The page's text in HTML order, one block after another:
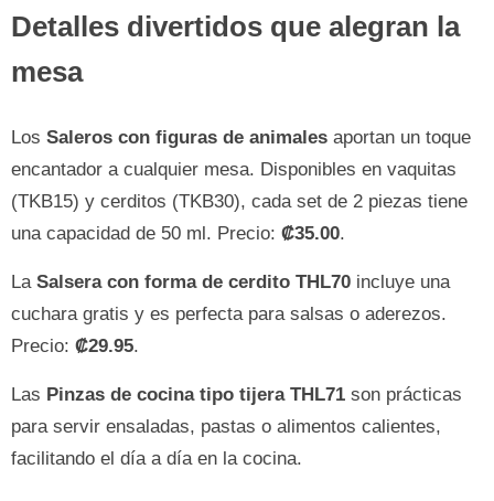
Detalles divertidos que alegran la
mesa
Los Saleros con figuras de animales aportan un toque
encantador a cualquier mesa. Disponibles en vaquitas
(TKB15) y cerditos (TKB30), cada set de 2 piezas tiene
una capacidad de 50 ml. Precio: ₡35.00.
La Salsera con forma de cerdito THL70 incluye una
cuchara gratis y es perfecta para salsas o aderezos.
Precio: ₡29.95.
Las Pinzas de cocina tipo tijera THL71 son prácticas
para servir ensaladas, pastas o alimentos calientes,
facilitando el día a día en la cocina.